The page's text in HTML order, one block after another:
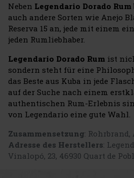
Neben Legendario Dorado Rum
auch andere Sorten wie Anejo
Reserva 15 an, jede mit einem
jeden Rumliebhaber.
Legendario Dorado Rum ist
sondern steht für eine
das Beste aus Kuba in jede
auf der Suche nach einem
authentischen Rum-Erlebnis
von Legendario eine gute Wahl.
Zusammensetzung:
Adresse des Herstellers:
Vinalopó, 23, 46930 Quart de